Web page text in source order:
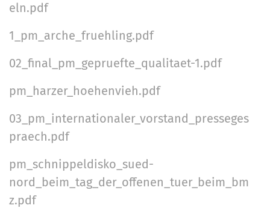
eln.pdf
1_pm_arche_fruehling.pdf
02_final_pm_gepruefte_qualitaet-1.pdf
pm_harzer_hoehenvieh.pdf
03_pm_internationaler_vorstand_presseges
praech.pdf
pm_schnippeldisko_sued-
nord_beim_tag_der_offenen_tuer_beim_bm
z.pdf